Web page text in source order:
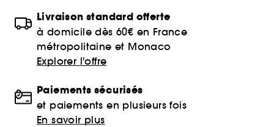
Livraison standard offerte
à domicile dès 60€ en France
métropolitaine et Monaco
Explorer l'offre
Paiements sécurisés
et paiements en plusieurs fois
En savoir plus